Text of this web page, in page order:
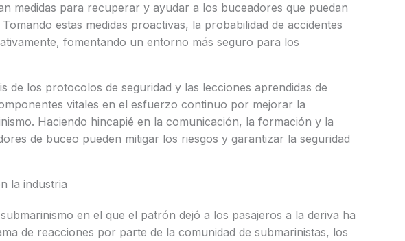
medidas para recuperar y ayudar a los buceadores que puedan
estas medidas proactivas, la probabilidad de accidentes
fomentando un entorno más seguro para los
de los protocolos de seguridad y las lecciones aprendidas de
vitales en el esfuerzo continuo por mejorar la
Haciendo hincapié en la comunicación, la formación y la
de buceo pueden mitigar los riesgos y garantizar la seguridad
la industria
en el que el patrón dejó a los pasajeros a la deriva ha
de reacciones por parte de la comunidad de submarinistas, los